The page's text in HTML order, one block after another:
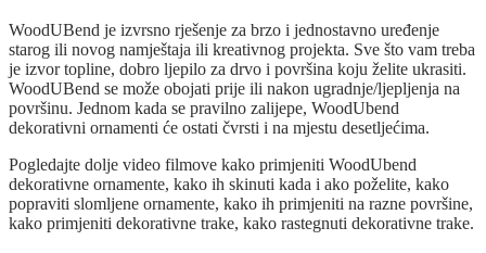
WoodUBend je izvrsno rješenje za brzo i jednostavno uređenje
starog ili novog namještaja ili kreativnog projekta. Sve što vam treba
je izvor topline, dobro ljepilo za drvo i površina koju želite ukrasiti.
WoodUBend se može obojati prije ili nakon ugradnje/ljepljenja na
površinu. Jednom kada se pravilno zalijepe, WoodUbend
dekorativni ornamenti će ostati čvrsti i na mjestu desetljećima.
Pogledajte dolje video filmove kako primjeniti WoodUbend
dekorativne ornamente, kako ih skinuti kada i ako poželite, kako
popraviti slomljene ornamente, kako ih primjeniti na razne površine,
kako primjeniti dekorativne trake, kako rastegnuti dekorativne trake.